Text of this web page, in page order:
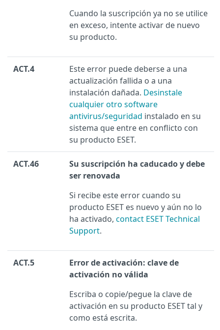
Cuando la suscripción ya no se utilice
en exceso, intente activar de nuevo
su producto.
ACT.4
Este error puede deberse a una
actualización fallida o a una
instalación dañada. Desinstale
cualquier otro software
antivirus/seguridad instalado en su
sistema que entre en conflicto con
su producto ESET.
ACT.46
Su suscripción ha caducado y debe
ser renovada
Si recibe este error cuando su
producto ESET es nuevo y aún no lo
ha activado, contact ESET Technical
Support.
ACT.5
Error de activación: clave de
activación no válida
Escriba o copie/pegue la clave de
activación en su producto ESET tal y
como está escrita.